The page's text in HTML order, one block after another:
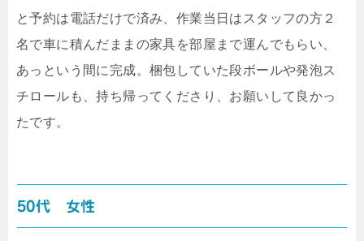
と予約は電話だけで済み、作業当日はスタッフの方２
名で車に積んだままの家具を部屋まで運んでもらい、
あっという間に完成。梱包していた段ボールや発泡ス
チロールも、持ち帰ってくださり、お願いして良かっ
たです。
50代 女性